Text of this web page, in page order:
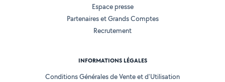
Espace presse
Partenaires et Grands Comptes
Recrutement
INFORMATIONS LÉGALES
Conditions Générales de Vente et d'Utilisation